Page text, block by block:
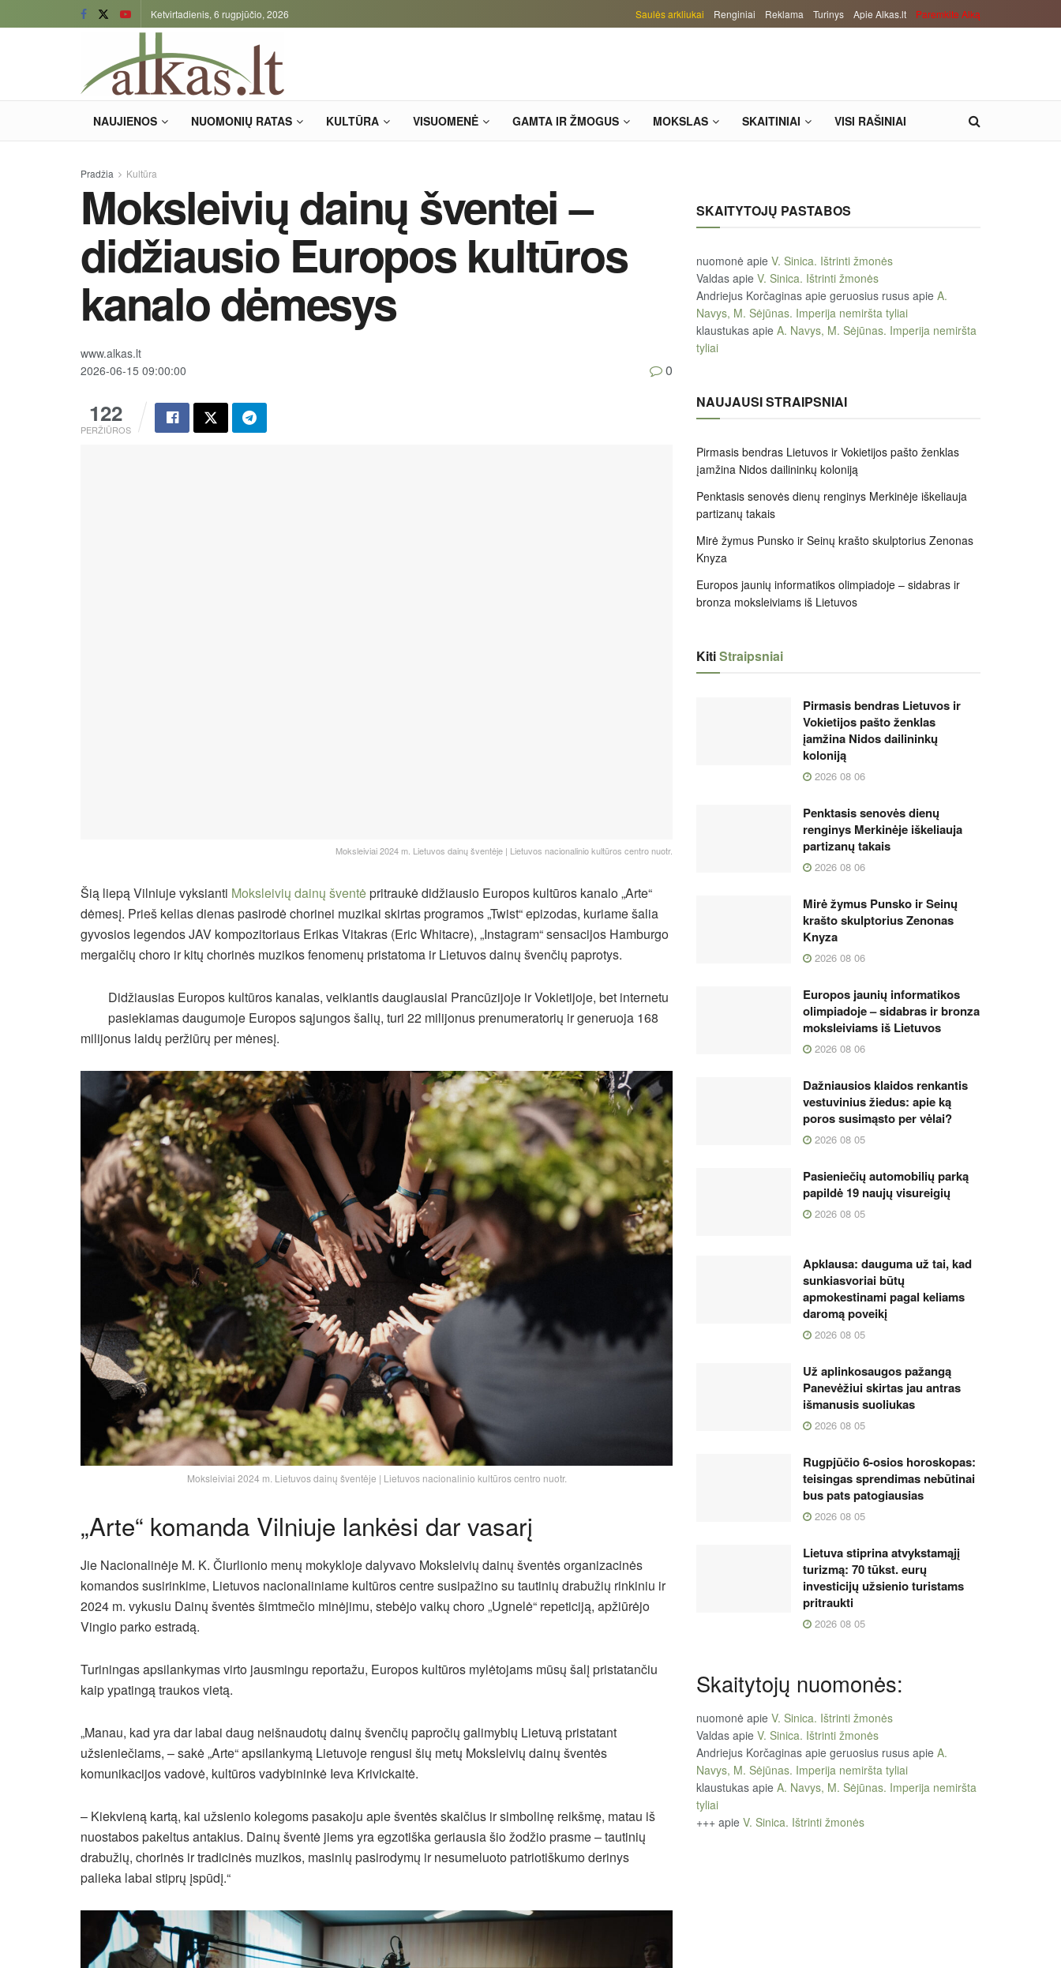
Ketvirtadienis, 6 rugpjūčio, 2026 Saulės arkliukai Renginiai Reklama Turinys Apie Alkas.lt Paremkite Alką
NAUJIENOS NUOMONIŲ RATAS KULTŪRA VISUOMENĖ GAMTA IR ŽMOGUS MOKSLAS SKAITINIAI VISI RAŠINIAI
Pradžia Kultūra
Moksleivių dainų šventei –
didžiausio Europos kultūros
kanalo dėmesys
www.alkas.lt
2026-06-15 09:00:00
122
PERŽIŪROS
0
Moksleiviai 2024 m. Lietuvos dainų šventėje | Lietuvos nacionalinio kultūros centro nuotr.
Šią liepą Vilniuje vyksianti Moksleivių dainų šventėpritraukė didžiausio Europos kultūros kanalo „Arte“
dėmesį. Prieš kelias dienas pasirodė chorinei muzikai skirtas programos „Twist“ epizodas, kuriame šalia
gyvosios legendos JAV kompozitoriaus Erikas Vitakras (Eric Whitacre), „Instagram“ sensacijos Hamburgo
mergaičių choro ir kitų chorinės muzikos fenomenų pristatoma ir Lietuvos dainų švenčių paprotys.
Didžiausias Europos kultūros kanalas, veikiantis daugiausiai Prancūzijoje ir Vokietijoje, bet internetu
pasiekiamas daugumoje Europos sąjungos šalių, turi 22 milijonus prenumeratorių ir generuoja 168
milijonus laidų peržiūrų per mėnesį.
Moksleiviai 2024 m. Lietuvos dainų šventėje | Lietuvos nacionalinio kultūros centro nuotr.
„Arte“ komanda Vilniuje lankėsi dar vasarį
Jie Nacionalinėje M. K. Čiurlionio menų mokykloje dalyvavo Moksleivių dainų šventės organizacinės
komandos susirinkime, Lietuvos nacionaliniame kultūros centre susipažino su tautinių drabužių rinkiniu ir
2024 m. vykusiu Dainų šventės šimtmečio minėjimu, stebėjo vaikų choro „Ugnelė“ repeticiją, apžiūrėjo
Vingio parko estradą.
Turiningas apsilankymas virto jausmingu reportažu, Europos kultūros mylėtojams mūsų šalį pristatančiu
kaip ypatingą traukos vietą.
„Manau, kad yra dar labai daug neišnaudotų dainų švenčių papročių galimybių Lietuvą pristatant
užsieniečiams, – sakė „Arte“ apsilankymą Lietuvoje rengusi šių metų Moksleivių dainų šventės
komunikacijos vadovė, kultūros vadybininkė Ieva Krivickaitė.
– Kiekvieną kartą, kai užsienio kolegoms pasakoju apie šventės skaičius ir simbolinę reikšmę, matau iš
nuostabos pakeltus antakius. Dainų šventė jiems yra egzotiška geriausia šio žodžio prasme – tautinių
drabužių, chorinės ir tradicinės muzikos, masinių pasirodymų ir nesumeluoto patriotiškumo derinys
palieka labai stiprų įspūdį.“
SKAITYTOJŲ PASTABOS
nuomonė apie V. Sinica. Ištrinti žmonės
Valdas apie V. Sinica. Ištrinti žmonės
Andriejus Korčaginas apie geruosius rusus apie A.
Navys, M. Sėjūnas. Imperija nemiršta tyliai
klaustukas apie A. Navys, M. Sėjūnas. Imperija nemiršta
tyliai
NAUJAUSI STRAIPSNIAI
Pirmasis bendras Lietuvos ir Vokietijos pašto ženklas
įamžina Nidos dailininkų koloniją
Penktasis senovės dienų renginys Merkinėje iškeliauja
partizanų takais
Mirė žymus Punsko ir Seinų krašto skulptorius Zenonas
Knyza
Europos jaunių informatikos olimpiadoje – sidabras ir
bronza moksleiviams iš Lietuvos
KitiStraipsniai
Pirmasis bendras Lietuvos ir
Vokietijos pašto ženklas
įamžina Nidos dailininkų
koloniją
2026 08 06
Penktasis senovės dienų
renginys Merkinėje iškeliauja
partizanų takais
2026 08 06
Mirė žymus Punsko ir Seinų
krašto skulptorius Zenonas
Knyza
2026 08 06
Europos jaunių informatikos
olimpiadoje – sidabras ir bronza
moksleiviams iš Lietuvos
2026 08 06
Dažniausios klaidos renkantis
vestuvinius žiedus: apie ką
poros susimąsto per vėlai?
2026 08 05
Pasieniečių automobilių parką
papildė 19 naujų visureigių
2026 08 05
Apklausa: dauguma už tai, kad
sunkiasvoriai būtų
apmokestinami pagal keliams
daromą poveikį
2026 08 05
Už aplinkosaugos pažangą
Panevėžiui skirtas jau antras
išmanusis suoliukas
2026 08 05
Rugpjūčio 6-osios horoskopas:
teisingas sprendimas nebūtinai
bus pats patogiausias
2026 08 05
Lietuva stiprina atvykstamąjį
turizmą: 70 tūkst. eurų
investicijų užsienio turistams
pritraukti
2026 08 05
Skaitytojų nuomonės:
nuomonė apie V. Sinica. Ištrinti žmonės
Valdas apie V. Sinica. Ištrinti žmonės
Andriejus Korčaginas apie geruosius rusus apie A.
Navys, M. Sėjūnas. Imperija nemiršta tyliai
klaustukas apie A. Navys, M. Sėjūnas. Imperija nemiršta
tyliai
+++ apie V. Sinica. Ištrinti žmonės